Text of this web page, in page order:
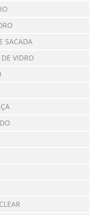
SACADA
VIDRO